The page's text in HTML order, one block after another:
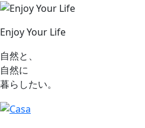
Enjoy Your Life
自然と、
自然に
暮らしたい。